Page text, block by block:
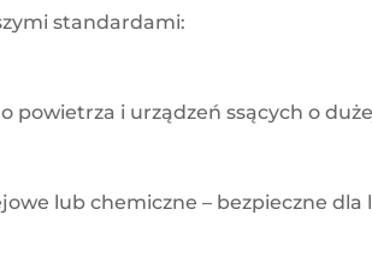
standardami:
powietrza i urządzeń ssących o
lub chemiczne – bezpieczne dla